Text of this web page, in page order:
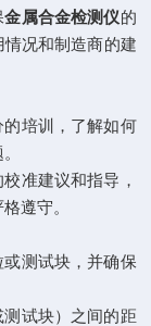
金属合金检测仪的
况和制造商的建
培训，了解如何
准建议和指导，
遵守。
测试块，并确保
试块）之间的距